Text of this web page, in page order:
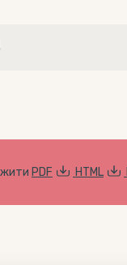
PDF HTML